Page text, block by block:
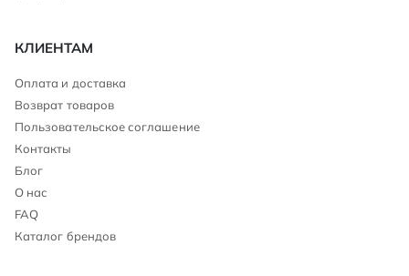
КЛИЕНТАМ
Оплата и доставка
Возврат товаров
Пользовательское соглашение
Контакты
Блог
О нас
FAQ
Каталог брендов